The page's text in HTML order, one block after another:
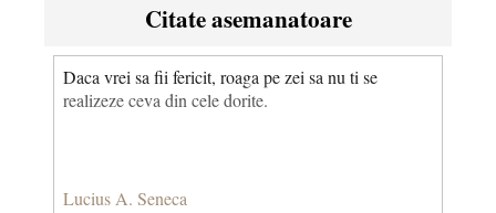
Citate asemanatoare
Daca vrei sa fii fericit, roaga pe zei sa nu ti se
realizeze ceva din cele dorite.
Lucius A. Seneca